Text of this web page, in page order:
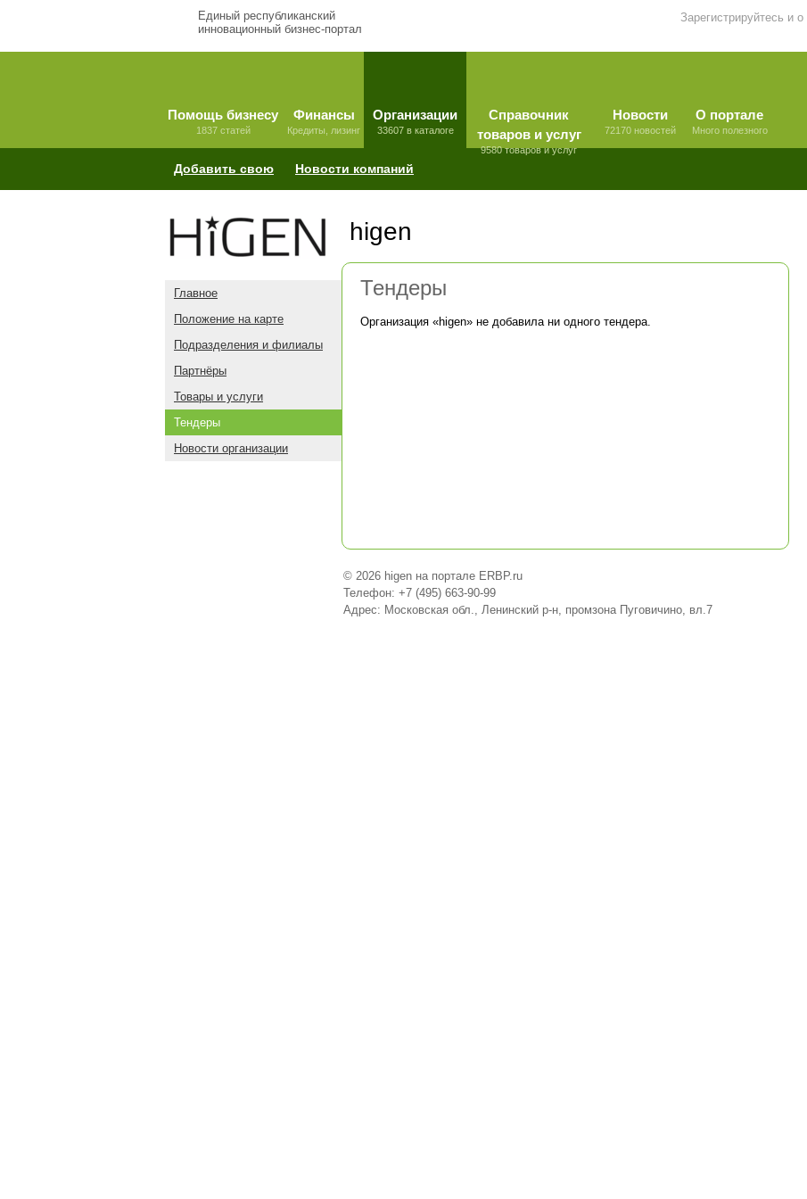
Единый республиканский
инновационный бизнес-портал
Зарегистрируйтесь и
Помощь бизнесу
1837 статей
Финансы
Кредиты, лизинг
Организации
33607 в каталоге
Справочник
товаров и услуг
9580 товаров и услуг
Новости
72170 новостей
О портале
Много полезного
Добавить свою Новости компаний
higen
Главное
Положение на карте
Подразделения и филиалы
Партнёры
Товары и услуги
Тендеры
Новости организации
Тендеры
Организация «higen» не добавила ни одного тендера.
© 2026 higen на портале ERBP.ru
Телефон: +7 (495) 663-90-99
Адрес: Московская обл., Ленинский р-н, промзона Пуговичино, вл.7